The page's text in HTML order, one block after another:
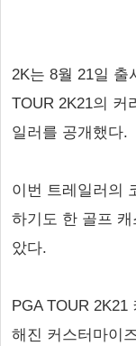
2K는 8월 21일 출
TOUR 2K21의 커
일러를 공개했다.
이번 트레일러의
하기도 한 골프
았다.
PGA TOUR
해진 커스터마이